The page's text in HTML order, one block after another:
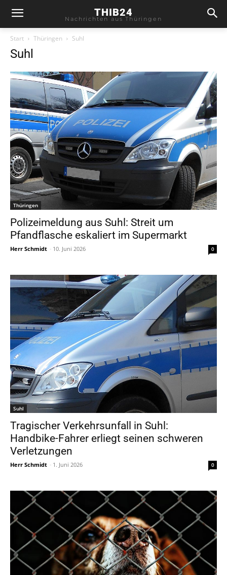
THIB24
Nachrichten aus Thüringen
Start Thüringen Suhl
Suhl
Thüringen
Polizeimeldung aus Suhl: Streit um
Pfandflasche eskaliert im Supermarkt
Herr Schmidt - 10. Juni 2026 0
Suhl
Tragischer Verkehrsunfall in Suhl:
Handbike-Fahrer erliegt seinen schweren
Verletzungen
Herr Schmidt - 1. Juni 2026 0